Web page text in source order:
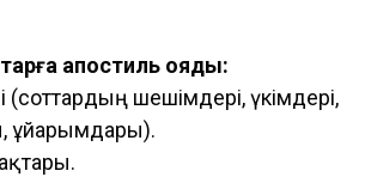
апостиль қояды:
(соттардың шешімдері, үкімдері,
ұйғарымдары).